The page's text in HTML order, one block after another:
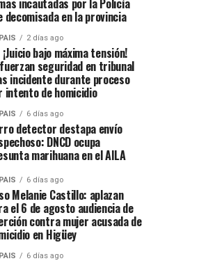
incautadas por la Policía
decomisada en la provincia
2 días ago
¡Juicio bajo máxima tensión!
seguridad en tribunal
incidente durante proceso
intento de homicidio
6 días ago
detector destapa envío
DNCD ocupa
marihuana en el AILA
6 días ago
Melanie Castillo: aplazan
el 6 de agosto audiencia de
contra mujer acusada de
en Higüey
6 días ago